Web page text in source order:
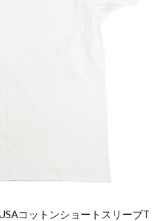
コットンショートスリーブT